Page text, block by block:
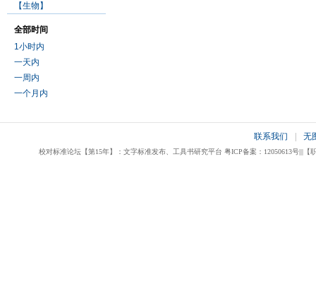
【生物】
全部时间
1小时内
一天内
一周内
一个月内
联系我们 无
校对标准论坛【第15年】：文字标准发布、工具书研究平台 粤ICP备案：12050613号|||【